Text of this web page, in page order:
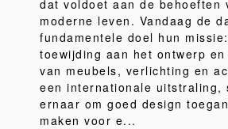
dat voldoet aan de behoeften
moderne leven. Vandaag de
fundamentele doel hun
toewijding aan het ontwerp
van meubels, verlichting en
een internationale uitstraling,
ernaar om goed design
maken voor e...